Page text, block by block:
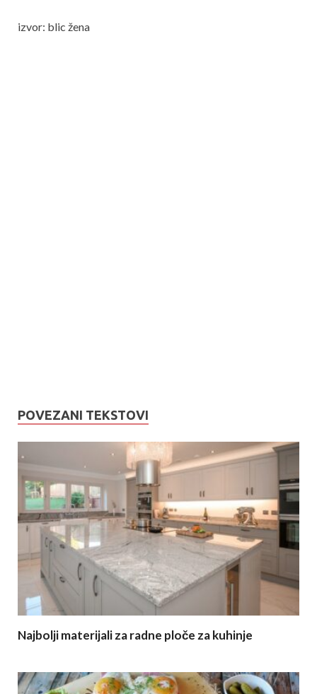
izvor: blic žena
POVEZANI TEKSTOVI
Najbolji materijali za radne ploče za kuhinje